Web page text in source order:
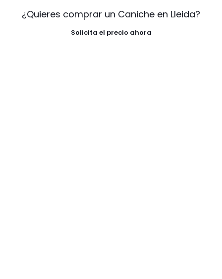
¿Quieres comprar un Caniche en Lleida?
Solicita el precio ahora